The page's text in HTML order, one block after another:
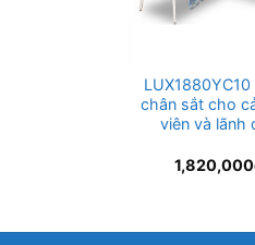
LUX1880YC10
chân sắt cho
viên và lãnh
1,820,000